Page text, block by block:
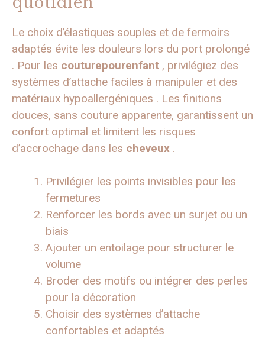
Le choix d’élastiques souples et de fermoirs
adaptés évite les douleurs lors du port prolongé
. Pour les couturepourenfant , privilégiez des
systèmes d’attache faciles à manipuler et des
matériaux hypoallergéniques . Les finitions
douces, sans couture apparente, garantissent un
confort optimal et limitent les risques
d’accrochage dans les cheveux .
Privilégier les points invisibles pour les
fermetures
Renforcer les bords avec un surjet ou un
biais
Ajouter un entoilage pour structurer le
volume
Broder des motifs ou intégrer des perles
pour la décoration
Choisir des systèmes d’attache
confortables et adaptés